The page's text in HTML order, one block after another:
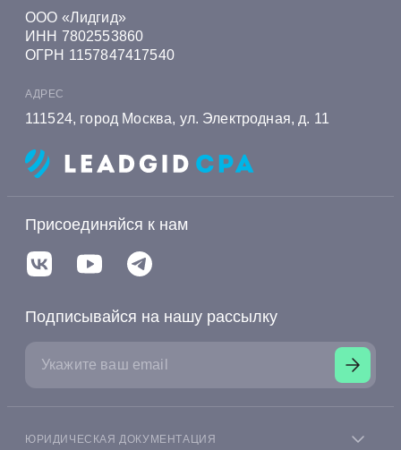
ООО «Лидгид»
ИНН 7802553860
ОГРН 1157847417540
АДРЕС
111524, город Москва, ул. Электродная, д. 11
ЮРИДИЧЕСКАЯ ДОКУМЕНТАЦИЯ
Подписывайся на нашу рассылку
Присоединяйся к нам